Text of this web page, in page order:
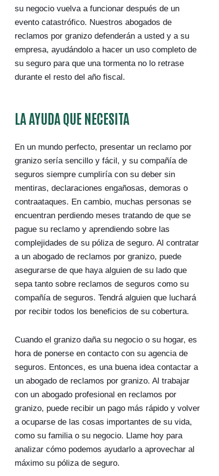
su negocio vuelva a funcionar después de un
evento catastrófico. Nuestros abogados de
reclamos por granizo defenderán a usted y a su
empresa, ayudándolo a hacer un uso completo de
su seguro para que una tormenta no lo retrase
durante el resto del año fiscal.
LA AYUDA QUE NECESITA
En un mundo perfecto, presentar un reclamo por
granizo sería sencillo y fácil, y su compañía de
seguros siempre cumpliría con su deber sin
mentiras, declaraciones engañosas, demoras o
contraataques. En cambio, muchas personas se
encuentran perdiendo meses tratando de que se
pague su reclamo y aprendiendo sobre las
complejidades de su póliza de seguro. Al contratar
a un abogado de reclamos por granizo, puede
asegurarse de que haya alguien de su lado que
sepa tanto sobre reclamos de seguros como su
compañía de seguros. Tendrá alguien que luchará
por recibir todos los beneficios de su cobertura.
Cuando el granizo daña su negocio o su hogar, es
hora de ponerse en contacto con su agencia de
seguros. Entonces, es una buena idea contactar a
un abogado de reclamos por granizo. Al trabajar
con un abogado profesional en reclamos por
granizo, puede recibir un pago más rápido y volver
a ocuparse de las cosas importantes de su vida,
como su familia o su negocio. Llame hoy para
analizar cómo podemos ayudarlo a aprovechar al
máximo su póliza de seguro.